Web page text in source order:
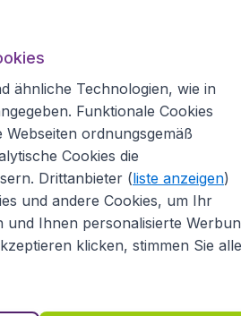
ähnliche Technologien, wie in
Funktionale Cookies
ordnungsgemäß
Cookies die
Drittanbieter (liste anzeigen)
und andere Cookies, um Ihr
Ihnen personalisierte
klicken, stimmen Sie